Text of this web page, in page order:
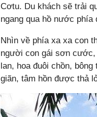
Cơtu. Du khách sẽ trải
ngang qua hồ nước phía
Nhìn về phía xa xa con
người con gái sơn cước,
lan, hoa đuôi chồn,
giãn, tâm hồn được thả